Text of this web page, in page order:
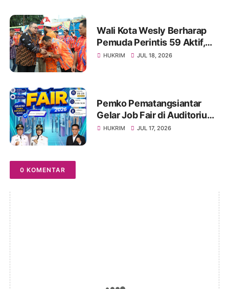
Wali Kota Wesly Berharap
Pemuda Perintis 59 Aktif,
Solid, dan Mampu Lahirkan
HUKRIM JUL 18, 2026
Pemko Pematangsiantar
Gelar Job Fair di Auditorium
USI, Tersedia 1.000 Lebih
HUKRIM JUL 17, 2026
0 KOMENTAR